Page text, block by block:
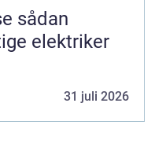
elektriker
31 juli 2026